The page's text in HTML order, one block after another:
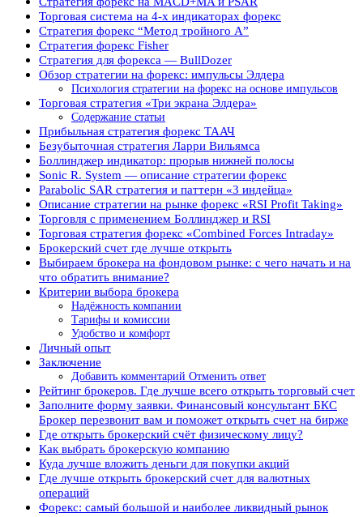
Торговая система на 4-х индикаторах форекс
Стратегия форекс “Метод тройного А”
Стратегия форекс Fisher
Стратегия для форекса — BullDozer
Обзор стратегии на форекс: импульсы Элдера
Психология стратегии на форекс на основе импульсов
Торговая стратегия «Три экрана Элдера»
Содержание статьи
Прибыльная стратегия форекс ТААЧ
Безубыточная стратегия Ларри Вильямса
Боллинджер индикатор: прорыв нижней полосы
Sonic R. System — описание стратегии форекс
Рarabolic SAR стратегия и паттерн «3 индейца»
Описание стратегии на рынке форекс «RSI Profit Taking»
Торговля с применением Боллинджер и RSI
Торговая стратегия форекс «Combined Forces Intraday»
Брокерский счет где лучше открыть
Выбираем брокера на фондовом рынке: с чего начать и на
что обратить внимание?
Критерии выбора брокера
Надёжность компании
Тарифы и комиссии
Удобство и комфорт
Личный опыт
Заключение
Добавить комментарий Отменить ответ
Рейтинг брокеров. Где лучше всего открыть торговый счет
Заполните форму заявки. Финансовый консультант БКС
Брокер перезвонит вам и поможет открыть счет на бирже
Где открыть брокерский счёт физическому лицу?
Как выбрать брокерскую компанию
Куда лучше вложить деньги для покупки акций
Где лучше открыть брокерский счет для валютных
операций
Форекс: самый большой и наиболее ликвидный рынок